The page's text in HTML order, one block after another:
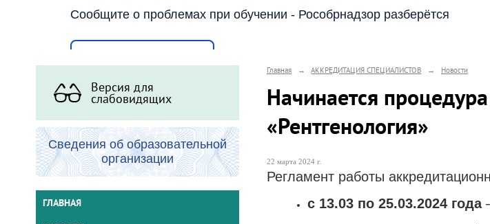
Сообщите о проблемах при обучении - Рособрнадзор разберётся
Версия для
слабовидящих
Сведения об образовательной
организации
ГЛАВНАЯ
Главная → АККРЕДИТАЦИЯ СПЕЦИАЛИСТОВ → Новости
Начинается
«Рентгенология»
22 марта 2024 г.
Регламент работы
с 13.03 по 25.03.2024 года